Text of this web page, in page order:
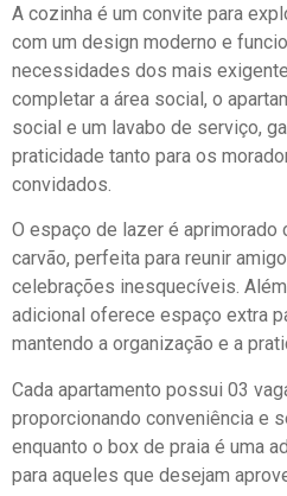
A cozinha é um convite para
com um design moderno e
necessidades dos mais
completar a área social, o
social e um lavabo de serviço,
praticidade tanto para os
convidados.
O espaço de lazer é aprimorado
carvão, perfeita para reunir
celebrações inesquecíveis.
adicional oferece espaço extra
mantendo a organização e a
Cada apartamento possui 03
proporcionando conveniência e
enquanto o box de praia é uma
para aqueles que desejam